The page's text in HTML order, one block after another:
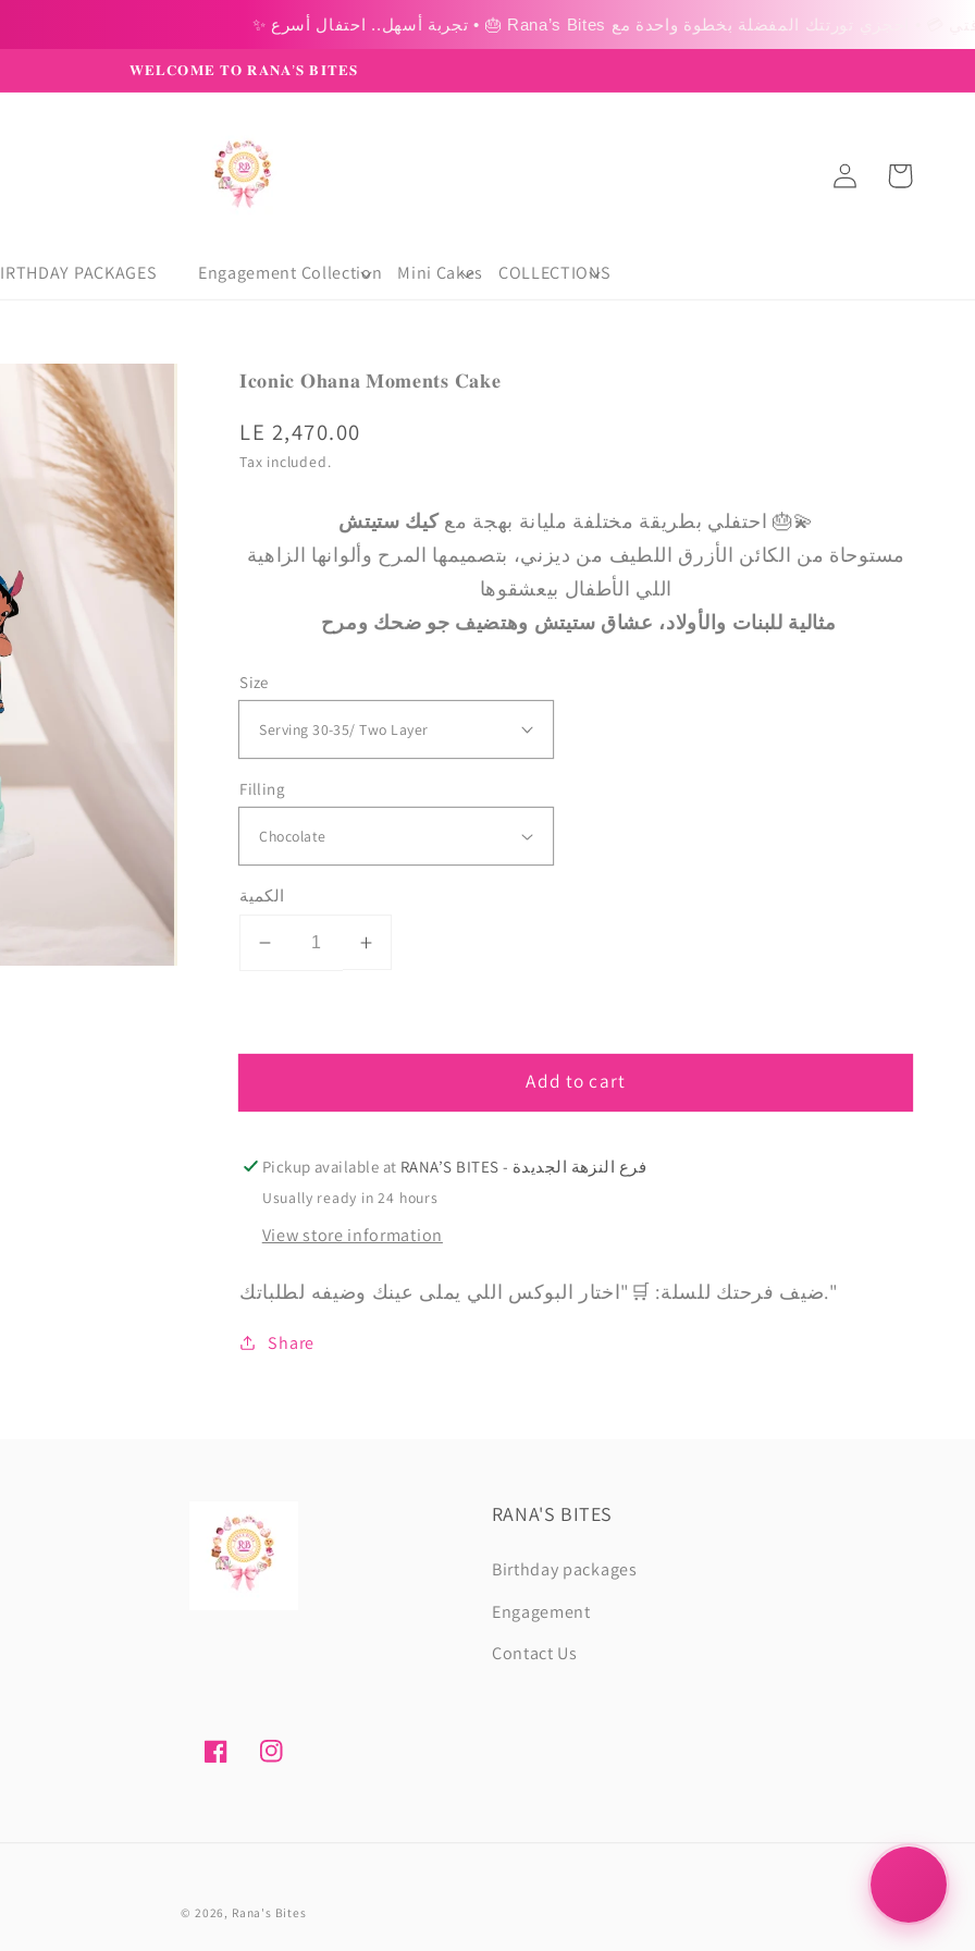
𝐖𝐄𝐋𝐂𝐎𝐌𝐄 𝐓𝐎 𝐑𝐀𝐍𝐀’𝐒 𝐁𝐈𝐓𝐄𝐒
PACKAGES Engagement Collection Mini Cakes COLLECTIONS
Log
in
عربة
التسوق
𝐈𝐜𝐨𝐧𝐢𝐜 𝐎𝐡𝐚𝐧𝐚 𝐌𝐨𝐦𝐞𝐧𝐭𝐬 𝐂𝐚𝐤𝐞
Regular
price
LE 2,470.00
Tax included.
احتفلي بطريقة مختلفة مليانة بهجة معكيك ستيتش
🎂💫
مستوحاة من الكائن الأزرق اللطيف من ديزني، بتصميمها المرح وألوانها الزاهية
اللي الأطفال بيعشقوها
مثالية للبنات والأولاد، عشاق ستيتش وهتضيف جو ضحك ومرح
Size
Filling
الكمية
Decrease
𝐎𝐡𝐚𝐧𝐚
𝐂𝐚𝐤𝐞
Increase
𝐎𝐡𝐚𝐧𝐚
𝐂𝐚𝐤𝐞
Add to cart
Pickup available at RANA’S BITES - فرع النزهة الجديدة
Usually ready in 24 hours
View store information
ضيف فرحتك للسلة: 🛒"اختار البوكس اللي يملى عينك وضيفه لطلباتك."
Share
RANA'S BITES
Birthday packages
Engagement
Contact Us
FacebookInstagram
© 2026, Rana's Bites